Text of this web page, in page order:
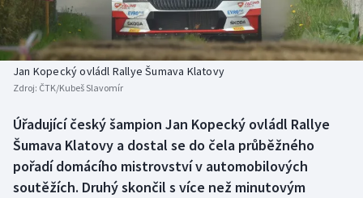
Basketbal
Biatlon
Box
Curling
Historické návraty
Aplikace ČT sport
Jan Kopecký ovládl Rallye Šumava Klatovy
Zdroj: ČTK/Kubeš Slavomír
Úřadující český šampion Jan Kopecký ovládl Rallye
Šumava Klatovy a dostal se do čela průběžného
pořadí domácího mistrovství v automobilových
soutěžích. Druhý skončil s více než minutovým